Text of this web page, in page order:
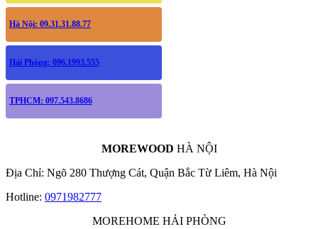
Hà Nội: 09.31.31.88.77
Hải Phòng: 096.1993.555
TPHCM: 097.543.8686
MOREWOOD HÀ NỘI
Địa Chỉ: Ngõ 280 Thượng Cát, Quận Bắc Từ Liêm, Hà Nội
Hotline: 0971982777
MOREHOME HẢI PHÒNG